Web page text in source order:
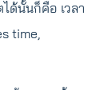
ด้นั้นก็คือ เวลา
time,